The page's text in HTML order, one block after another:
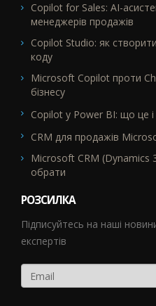
Copilot for Sales: AI-
менеджерів продажів
Copilot Studio: як
коду
Microsoft Copilot проти
бізнесу
Copilot у Power BI: що це
CRM для продажів
Microsoft CRM (Dynamics
обрати
РОЗСИЛКА
Підписуйтесь на наші
експертів